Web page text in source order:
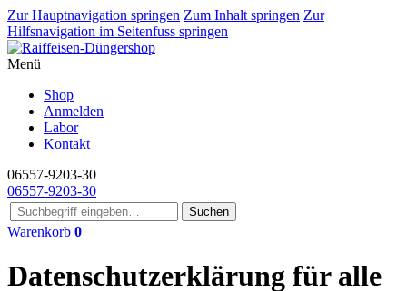
Zur Hauptnavigation springen Zum Inhalt springen Zur
Hilfsnavigation im Seitenfuss springen
Menü
Shop
Anmelden
Labor
Kontakt
06557-9203-30
06557-9203-30
Suchen
Warenkorb 0
Datenschutzerklärung für alle